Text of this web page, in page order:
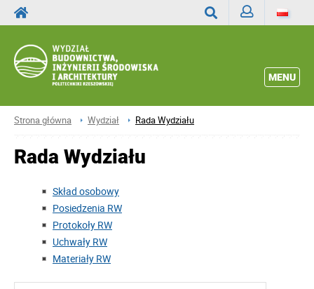
MENU
Strona główna Wydział Rada Wydziału
Rada Wydziału
Skład osobowy
Posiedzenia RW
Protokoły RW
Uchwały RW
Materiały RW